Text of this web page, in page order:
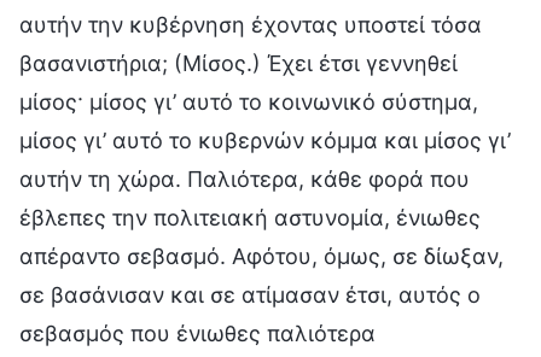
αυτήν την κυβέρνηση έχοντας υποστεί τόσα
βασανιστήρια; (Μίσος.) Έχει έτσι γεννηθεί
μίσος· μίσος γι’ αυτό το κοινωνικό σύστημα,
μίσος γι’ αυτό το κυβερνών κόμμα και μίσος γι’
αυτήν τη χώρα. Παλιότερα, κάθε φορά που
έβλεπες την πολιτειακή αστυνομία, ένιωθες
απέραντο σεβασμό. Αφότου, όμως, σε δίωξαν,
σε βασάνισαν και σε ατίμασαν έτσι, αυτός ο
σεβασμός που ένιωθες παλιότερα